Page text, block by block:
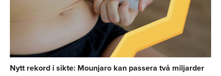
Nytt rekord i sikte: Mounjaro kan passera två miljarder